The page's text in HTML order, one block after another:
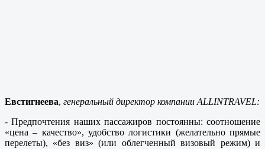
Евстигнеева, генеральный директор компании ALLINTRAVEL:
- Предпочтения наших пассажиров постоянны: соотношение
«цена – качество», удобство логистики (желательно прямые
перелеты), «без виз» (или облегченный визовый режим) и